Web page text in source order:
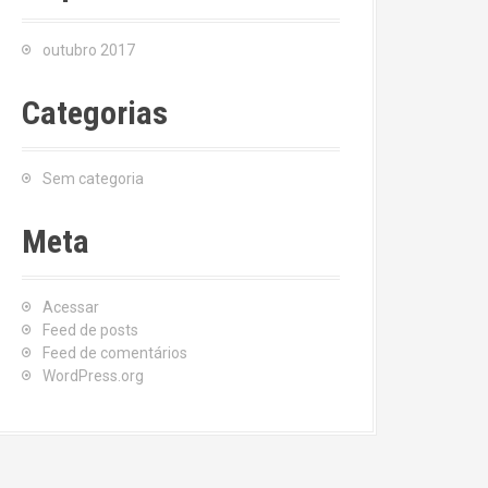
outubro 2017
Categorias
Sem categoria
Meta
Acessar
Feed de posts
Feed de comentários
WordPress.org